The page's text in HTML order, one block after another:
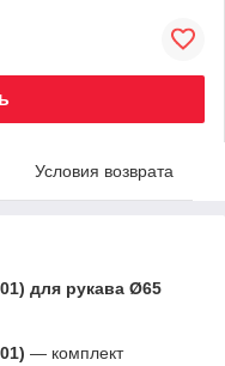
Условия возврата
для рукава Ø65
— комплект